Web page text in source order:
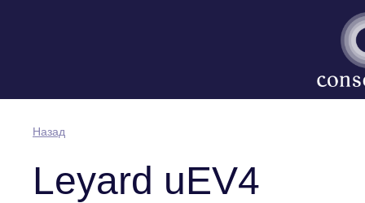
Назад
Leyard uEV4